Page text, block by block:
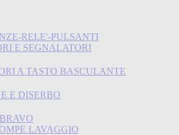
RELE'-PULSANTI
E SEGNALATORI
A TASTO BASCULANTE
E DISERBO
LAVAGGIO